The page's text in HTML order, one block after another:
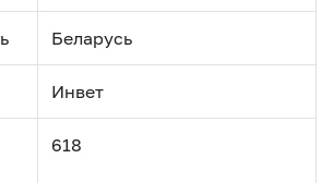
Беларусь
Инвет
618